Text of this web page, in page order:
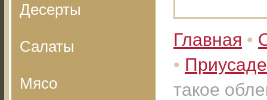
Десерты
Салаты
Мясо
Главная •
•
такое